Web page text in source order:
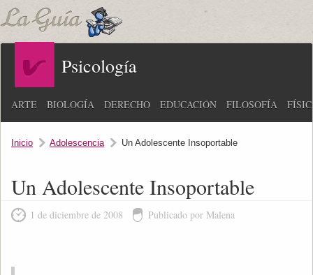
Psicología
ARTE BIOLOGÍA DERECHO EDUCACIÓN FILOSOFÍA
Inicio Adolescencia Un Adolescente Insoportable
Un Adolescente Insoportable
1 de diciembre de 2008 Publicado por Malena